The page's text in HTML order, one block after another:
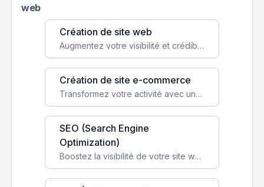
web
Création de site web
Augmentez votre visibilité et crédibilité en ligne avec un site web performant, conçu pour attirer plus de clients.
Création de site e-commerce
Transformez votre activité avec une boutique en ligne, accessible à l'échelle mondiale 24/7.
SEO (Search Engine
Optimization)
Boostez la visibilité de votre site web sur Google et attirez du trafic qualifié grâce à nos stratégies SEO.